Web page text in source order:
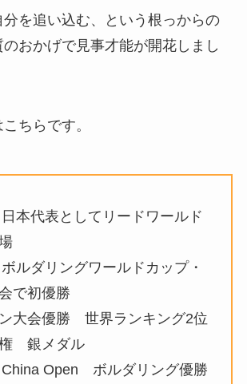
を追い込む、という根っからの
おかげで見事才能が開花しまし
ちらです。
本代表としてリードワールド
ルダリングワールドカップ・
で初優勝
ン大会優勝 世界ランキング2位
権 銀メダル
Open ボルダリング優勝